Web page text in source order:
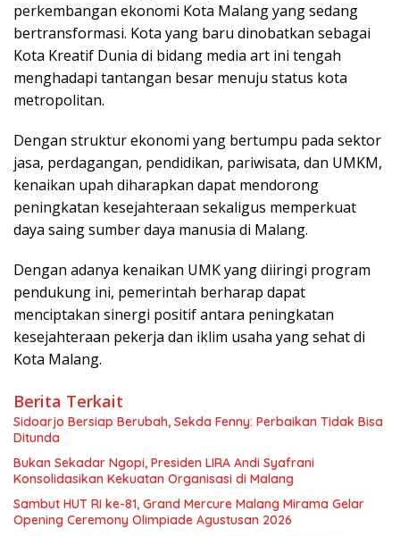
perkembangan ekonomi Kota Malang yang sedang
bertransformasi. Kota yang baru dinobatkan sebagai
Kota Kreatif Dunia di bidang media art ini tengah
menghadapi tantangan besar menuju status kota
metropolitan.
Dengan struktur ekonomi yang bertumpu pada sektor
jasa, perdagangan, pendidikan, pariwisata, dan UMKM,
kenaikan upah diharapkan dapat mendorong
peningkatan kesejahteraan sekaligus memperkuat
daya saing sumber daya manusia di Malang.
Dengan adanya kenaikan UMK yang diiringi program
pendukung ini, pemerintah berharap dapat
menciptakan sinergi positif antara peningkatan
kesejahteraan pekerja dan iklim usaha yang sehat di
Kota Malang.
Berita Terkait
Sidoarjo Bersiap Berubah, Sekda Fenny: Perbaikan Tidak Bisa
Ditunda
Bukan Sekadar Ngopi, Presiden LIRA Andi Syafrani
Konsolidasikan Kekuatan Organisasi di Malang
Sambut HUT RI ke-81, Grand Mercure Malang Mirama Gelar
Opening Ceremony Olimpiade Agustusan 2026